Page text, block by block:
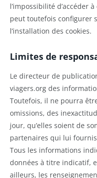
l’impossibilité d’accéder
peut toutefois configurer
l’installation des cookies.
Limites de
Le directeur de
viagers.org des
Toutefois, il ne pourra
omissions, des
jour, qu’elles soient de
partenaires qui lui
Tous les informations
données à titre indicatif,
ailleurs, les